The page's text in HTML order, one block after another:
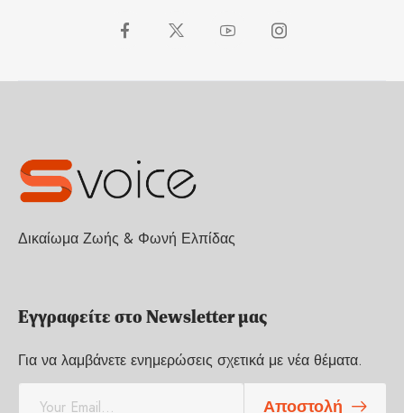
Δικαίωμα Ζωής & Φωνή Ελπίδας
Εγγραφείτε στο Newsletter μας
Για να λαμβάνετε ενημερώσεις σχετικά με νέα θέματα.
Αποστολή